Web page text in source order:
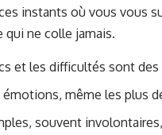
instants où vous vous
qui ne colle jamais.
et les difficultés sont
émotions, même les plus
souvent involontaires,